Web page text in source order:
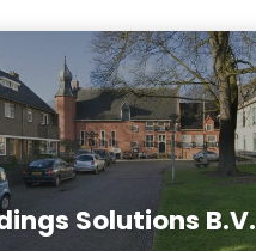
Solutions B.V.